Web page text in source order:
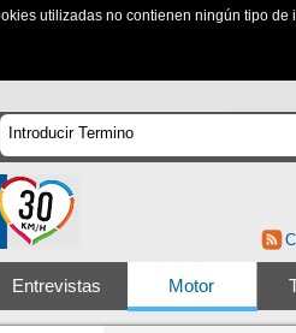
utilizadas no contienen ningún tipo
Entrevistas Motor